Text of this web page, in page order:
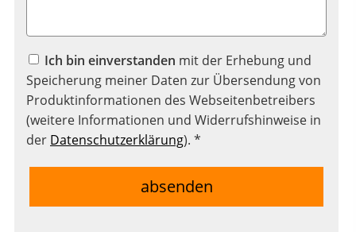
Ich bin einverstanden mit der Erhebung und
Speicherung meiner Daten zur Übersendung von
Produktinformationen des Webseitenbetreibers
(weitere Informationen und Widerrufshinweise in
der Datenschutzerklärung). *
absenden